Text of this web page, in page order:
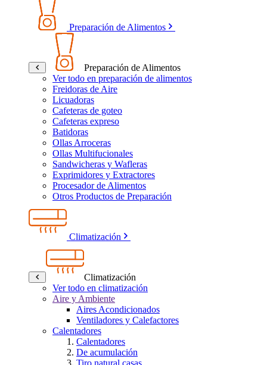
Preparación de Alimentos
Preparación de Alimentos
Ver todo en preparación de alimentos
Freidoras de Aire
Licuadoras
Cafeteras de goteo
Cafeteras expreso
Batidoras
Ollas Arroceras
Ollas Multifucionales
Sandwicheras y Wafleras
Exprimidores y Extractores
Procesador de Alimentos
Otros Productos de Preparación
Climatización
Climatización
Ver todo en climatización
Aire y Ambiente
Aires Acondicionados
Ventiladores y Calefactores
Calentadores
Calentadores
De acumulación
Tiro natural casas